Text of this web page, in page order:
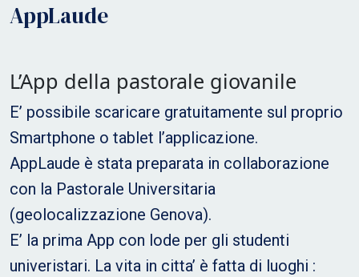
AppLaude
L’App della pastorale giovanile
E’ possibile scaricare gratuitamente sul proprio
Smartphone o tablet l’applicazione.
AppLaude è stata preparata in collaborazione
con la Pastorale Universitaria
(geolocalizzazione Genova).
E’ la prima App con lode per gli studenti
univeristari. La vita in citta’ è fatta di luoghi :